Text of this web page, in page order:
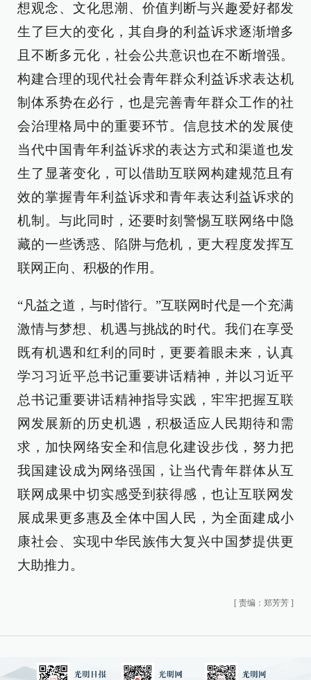
想观念、文化思潮、价值判断与兴趣爱好都发
生了巨大的变化，其自身的利益诉求逐渐增多
且不断多元化，社会公共意识也在不断增强。
构建合理的现代社会青年群众利益诉求表达机
制体系势在必行，也是完善青年群众工作的社
会治理格局中的重要环节。信息技术的发展使
当代中国青年利益诉求的表达方式和渠道也发
生了显著变化，可以借助互联网构建规范且有
效的掌握青年利益诉求和青年表达利益诉求的
机制。与此同时，还要时刻警惕互联网络中隐
藏的一些诱惑、陷阱与危机，更大程度发挥互
联网正向、积极的作用。
“凡益之道，与时偕行。”互联网时代是一个充满
激情与梦想、机遇与挑战的时代。我们在享受
既有机遇和红利的同时，更要着眼未来，认真
学习习近平总书记重要讲话精神，并以习近平
总书记重要讲话精神指导实践，牢牢把握互联
网发展新的历史机遇，积极适应人民期待和需
求，加快网络安全和信息化建设步伐，努力把
我国建设成为网络强国，让当代青年群体从互
联网成果中切实感受到获得感，也让互联网发
展成果更多惠及全体中国人民，为全面建成小
康社会、实现中华民族伟大复兴中国梦提供更
大助推力。
[ 责编：郑芳芳 ]